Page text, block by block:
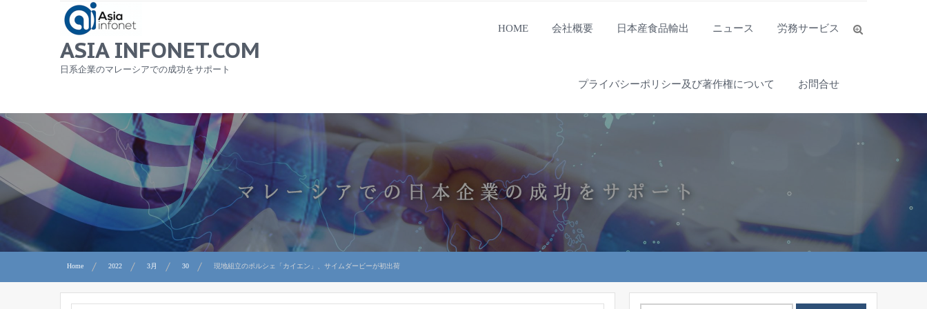
ASIA INFONET.COM
日系企業のマレーシアでの成功をサポート
HOME 会社概要 日本産食品輸出 ニュース 労務サービス
プライバシーポリシー及び著作権について お問合せ
Home 2022 3月 30 現地組立のポルシェ「カイエン」、サイムダービーが初出荷